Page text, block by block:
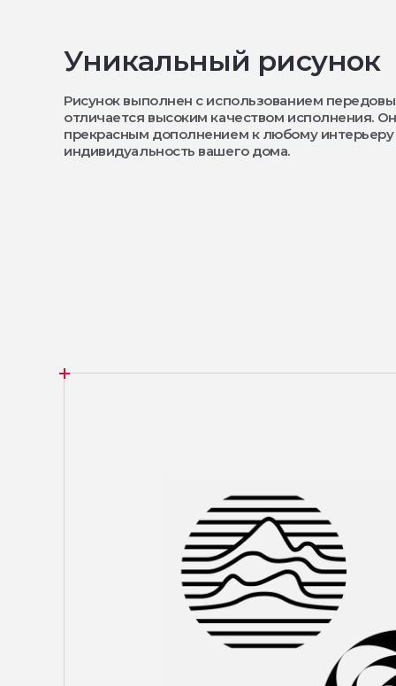
Уникальный рисунок
Рисунок выполнен с использованием
отличается высоким качеством исполнения.
прекрасным дополнением к любому
индивидуальность вашего дома.